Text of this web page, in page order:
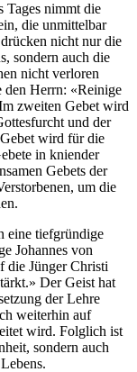
Tages nimmt die
die unmittelbar
nicht nur die
sondern auch die
nicht verloren
den Herrn: «Reinige
zweiten Gebet wird
und der
wird für die
in kniender
Gebets der
um die
eine tiefgründige
Johannes von
die Jünger Christi
Der Geist hat
der Lehre
weiterhin auf
wird. Folglich ist
sondern auch